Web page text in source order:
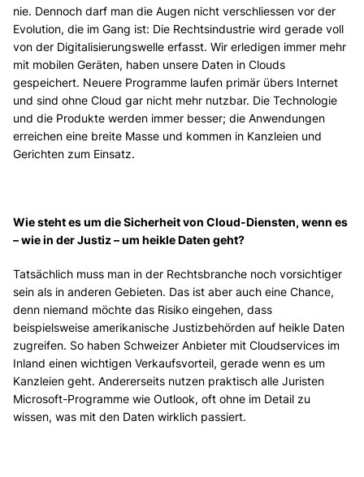
nie. Dennoch darf man die Augen nicht verschliessen vor der
Evolution, die im Gang ist: Die Rechtsindustrie wird gerade voll
von der Digitalisierungswelle erfasst. Wir erledigen immer mehr
mit mobilen Geräten, haben unsere Daten in Clouds
gespeichert. Neuere Programme laufen primär übers Internet
und sind ohne Cloud gar nicht mehr nutzbar. Die Technologie
und die Produkte werden immer besser; die Anwendungen
erreichen eine breite Masse und kommen in Kanzleien und
Gerichten zum Einsatz.
Wie steht es um die Sicherheit von Cloud-Diensten, wenn es
– wie in der Justiz – um heikle Daten geht?
Tatsächlich muss man in der Rechtsbranche noch vorsichtiger
sein als in anderen Gebieten. Das ist aber auch eine Chance,
denn niemand möchte das Risiko eingehen, dass
beispielsweise amerikanische Justizbehörden auf heikle Daten
zugreifen. So haben Schweizer Anbieter mit Cloudservices im
Inland einen wichtigen Verkaufsvorteil, gerade wenn es um
Kanzleien geht. Andererseits nutzen praktisch alle Juristen
Microsoft-Programme wie Outlook, oft ohne im Detail zu
wissen, was mit den Daten wirklich passiert.